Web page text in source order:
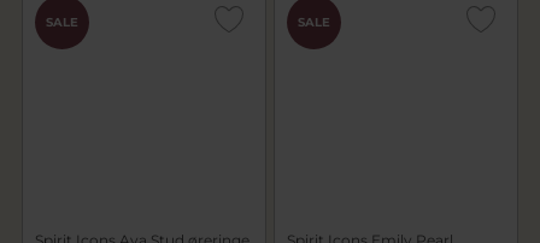
SALE SALE